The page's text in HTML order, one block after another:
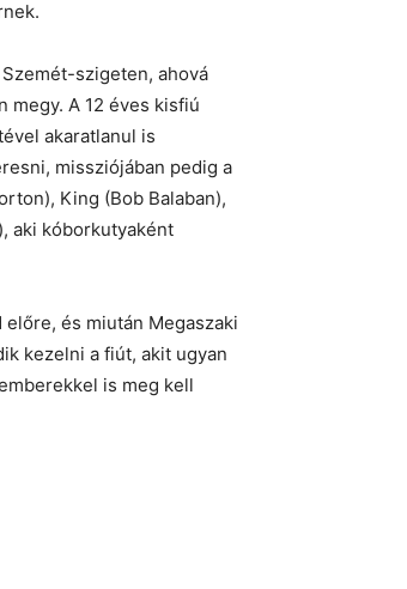
szigeten, ahová
megy. A 12 éves kisfiú
akaratlanul is
missziójában pedig a
King (Bob Balaban),
aki kóborkutyaként
és miután Megaszaki
kezelni a fiút, akit ugyan
is meg kell